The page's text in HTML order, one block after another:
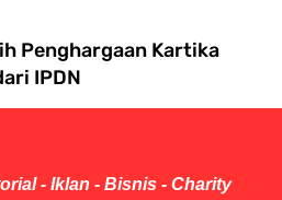
Penghargaan Kartika
IPDN
- Iklan - Bisnis - Charity